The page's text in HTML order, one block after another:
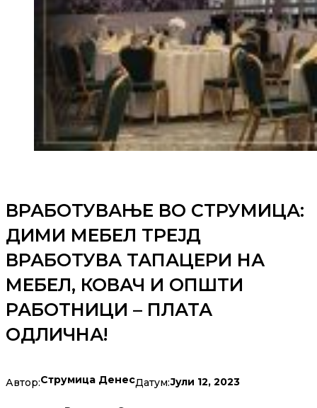
ВРАБОТУВАЊЕ ВО СТРУМИЦА:
ДИМИ МЕБЕЛ ТРЕЈД
ВРАБОТУВА ТАПАЦЕРИ НА
МЕБЕЛ, КОВАЧ И ОПШТИ
РАБОТНИЦИ – ПЛАТА
ОДЛИЧНА!
Автор:Струмица ДенесДатум:Јули 12, 2023